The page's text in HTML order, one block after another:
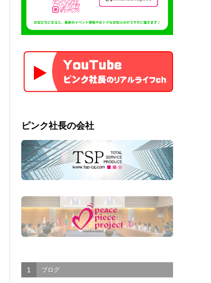
ピンク社長の会社
1 ブログ